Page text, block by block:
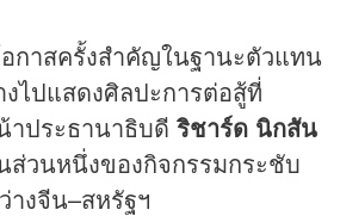
กาสครั้งสำคัญในฐานะตัวแทน
ไปแสดงศิลปะการต่อสู้ที่
าประธานาธิบดี ริชาร์ด นิกสัน
ส่วนหนึ่งของกิจกรรมกระชับ
งจีน–สหรัฐฯ